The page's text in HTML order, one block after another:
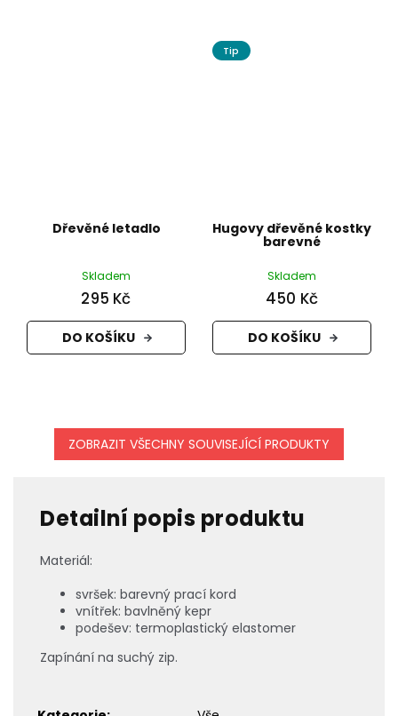
Dřevěné letadlo
Skladem
295 Kč
DO KOŠÍKU
Tip
Hugovy dřevěné kostky
barevné
Skladem
450 Kč
DO KOŠÍKU
ZOBRAZIT VŠECHNY SOUVISEJÍCÍ PRODUKTY
Detailní popis produktu
Materiál:
svršek: barevný prací kord
vnítřek: bavlněný kepr
podešev: termoplastický elastomer
Zapínání na suchý zip.